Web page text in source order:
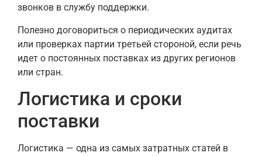
звонков в службу поддержки.
Полезно договориться о периодических аудитах
или проверках партии третьей стороной, если речь
идет о постоянных поставках из других регионов
или стран.
Логистика и сроки
поставки
Логистика — одна из самых затратных статей в